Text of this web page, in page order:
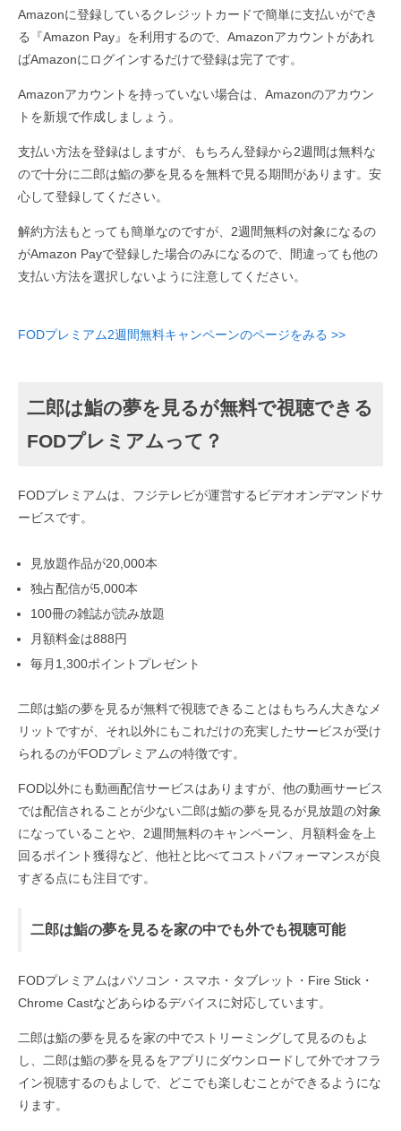
Amazonに登録しているクレジットカードで簡単に支払いができ
る『Amazon Pay』を利用するので、Amazonアカウントがあれ
ばAmazonにログインするだけで登録は完了です。
Amazonアカウントを持っていない場合は、Amazonのアカウン
トを新規で作成しましょう。
支払い方法を登録はしますが、もちろん登録から2週間は無料な
ので十分に二郎は鮨の夢を見るを無料で見る期間があります。安
心して登録してください。
解約方法もとっても簡単なのですが、2週間無料の対象になるの
がAmazon Payで登録した場合のみになるので、間違っても他の
支払い方法を選択しないように注意してください。
FODプレミアム2週間無料キャンペーンのページをみる >>
二郎は鮨の夢を見るが無料で視聴できる
FODプレミアムって？
FODプレミアムは、フジテレビが運営するビデオオンデマンドサ
ービスです。
見放題作品が20,000本
独占配信が5,000本
100冊の雑誌が読み放題
月額料金は888円
毎月1,300ポイントプレゼント
二郎は鮨の夢を見るが無料で視聴できることはもちろん大きなメ
リットですが、それ以外にもこれだけの充実したサービスが受け
られるのがFODプレミアムの特徴です。
FOD以外にも動画配信サービスはありますが、他の動画サービス
では配信されることが少ない二郎は鮨の夢を見るが見放題の対象
になっていることや、2週間無料のキャンペーン、月額料金を上
回るポイント獲得など、他社と比べてコストパフォーマンスが良
すぎる点にも注目です。
二郎は鮨の夢を見るを家の中でも外でも視聴可能
FODプレミアムはパソコン・スマホ・タブレット・Fire Stick・
Chrome Castなどあらゆるデバイスに対応しています。
二郎は鮨の夢を見るを家の中でストリーミングして見るのもよ
し、二郎は鮨の夢を見るをアプリにダウンロードして外でオフラ
イン視聴するのもよしで、どこでも楽しむことができるようにな
ります。